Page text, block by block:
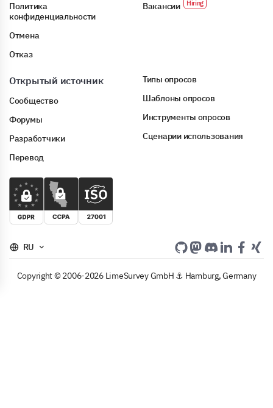
Политика
конфиденциальности
Отмена
Отказ
Вакансии
Открытый источник
Сообщество
Форумы
Разработчики
Перевод
Типы опросов
Шаблоны опросов
Инструменты опросов
Сценарии использования
RU
Copyright © 2006-2026 LimeSurvey GmbH ⚓ Hamburg, Germany